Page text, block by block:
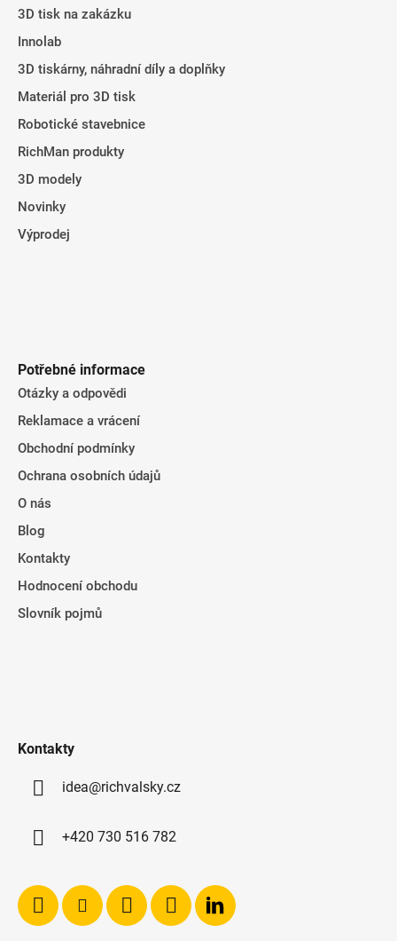
3D tisk na zakázku
Innolab
3D tiskárny, náhradní díly a doplňky
Materiál pro 3D tisk
Robotické stavebnice
RichMan produkty
3D modely
Novinky
Výprodej
Potřebné informace
Otázky a odpovědi
Reklamace a vrácení
Obchodní podmínky
Ochrana osobních údajů
O nás
Blog
Kontakty
Hodnocení obchodu
Slovník pojmů
Kontakty
idea@richvalsky.cz
+420 730 516 782